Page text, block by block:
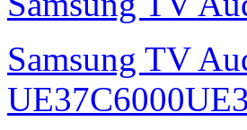
Samsung TV